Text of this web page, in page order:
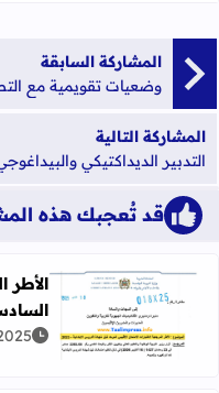
المشاركة السابقة
وضعيات تقويمية مع
المشاركة التالية
قد تُعجبك هذه
اقرأ المزيد عن
الأطر
السادس